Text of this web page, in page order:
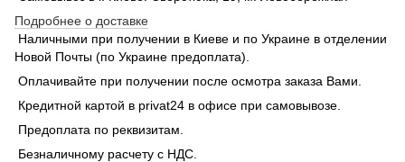
Подробнее о доставке
Наличными при получении в Киеве и по Украине в отделении
Новой Почты (по Украине предоплата).
Оплачивайте при получении после осмотра заказа Вами.
Кредитной картой в privat24 в офисе при самовывозе.
Предоплата по реквизитам.
Безналичному расчету с НДС.